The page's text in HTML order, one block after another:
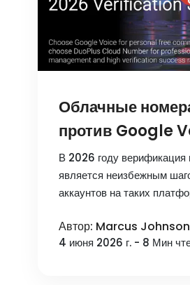
Облачные
против Google
выбрать
верификации
2026 году
В 2026 году
является неизбежным
аккаунтов на таких
Автор: Marcus Johnson
4 июня 2026 г. - 8 Мин